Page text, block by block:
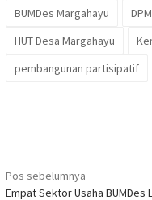
BUMDes Margahayu
HUT Desa Margahayu
pembangunan partisipatif
Navigasi
Pos sebelumnya
Empat Sektor Usaha BUMDes